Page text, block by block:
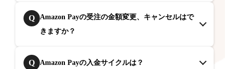
Q
Amazon Payの受注の金額変更、キャンセルはで
きますか？
Q Amazon Payの入金サイクルは？